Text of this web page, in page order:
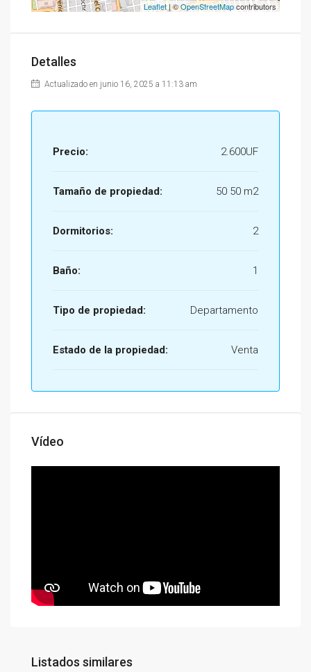
Leaflet | ©OpenStreetMapcontributors
Detalles
Actualizado en junio 16, 2025 a 11:13 am
Precio: 2.600UF
Tamaño de propiedad: 50 50 m2
Dormitorios: 2
Baño: 1
Tipo de propiedad: Departamento
Estado de la propiedad: Venta
Vídeo
Listados similares